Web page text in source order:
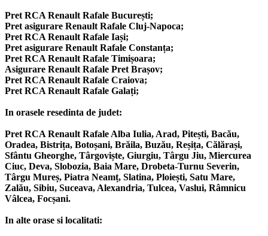
Pret RCA Renault Rafale București;
Pret asigurare Renault Rafale Cluj-Napoca;
Pret RCA Renault Rafale Iași;
Pret asigurare Renault Rafale Constanța;
Pret RCA Renault Rafale Timișoara;
Asigurare Renault Rafale Pret Brașov;
Pret RCA Renault Rafale Craiova;
Pret RCA Renault Rafale Galați;
In orasele resedinta de judet:
Pret RCA Renault Rafale Alba Iulia, Arad, Pitești, Bacău,
Oradea, Bistrița, Botoșani, Brăila, Buzău, Reșița, Călărași,
Sfântu Gheorghe, Târgoviște, Giurgiu, Târgu Jiu, Miercurea
Ciuc, Deva, Slobozia, Baia Mare, Drobeta-Turnu Severin,
Târgu Mureș, Piatra Neamț, Slatina, Ploiești, Satu Mare,
Zalău, Sibiu, Suceava, Alexandria, Tulcea, Vaslui, Râmnicu
Vâlcea, Focșani.
In alte orase si localitati: